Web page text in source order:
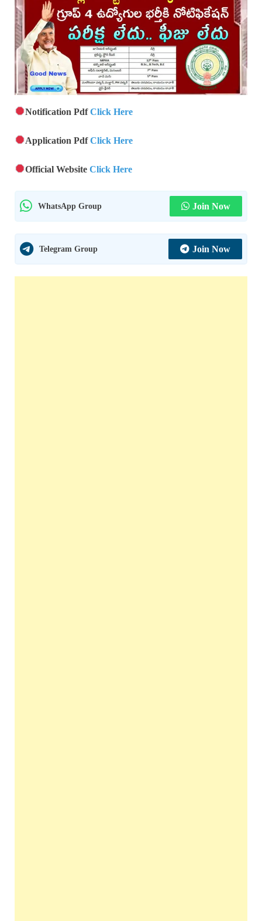
Notification PdfClick Here
Application PdfClick Here
Official WebsiteClick Here
WhatsApp Group Join Now
Telegram Group Join Now